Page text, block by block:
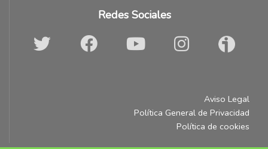
Redes Sociales
Aviso Legal
Política General de Privacidad
Política de cookies